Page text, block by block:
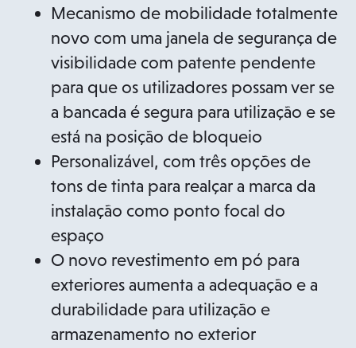
Mecanismo de mobilidade totalmente
novo com uma janela de segurança de
visibilidade com patente pendente
para que os utilizadores possam ver se
a bancada é segura para utilização e se
está na posição de bloqueio
Personalizável, com três opções de
tons de tinta para realçar a marca da
instalação como ponto focal do
espaço
O novo revestimento em pó para
exteriores aumenta a adequação e a
durabilidade para utilização e
armazenamento no exterior